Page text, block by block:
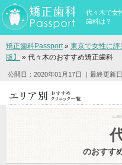
代々木で女
歯科は？
矯正歯科Passport» 東京で女性に
版】
» 代々木のおすすめ矯正歯科
公開日：2020年01月17日 ｜最終更新
のおすす